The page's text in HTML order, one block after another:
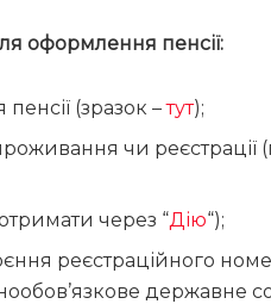
оформлення пенсії:
(зразок –тут);
чи реєстрації
через “Дію“);
реєстраційного
державне